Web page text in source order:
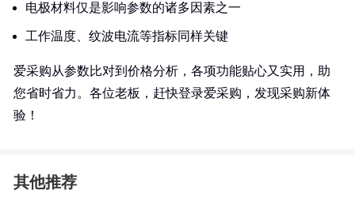
电极材料仅是影响参数的诸多因素之一
工作温度、纹波电流等指标同样关键
爱采购从参数比对到价格分析，各项功能贴心又实用，助
您省时省力。各位老板，赶快登录爱采购，发现采购新体
验！
其他推荐